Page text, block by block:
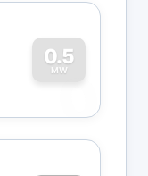
0.5
MW
0